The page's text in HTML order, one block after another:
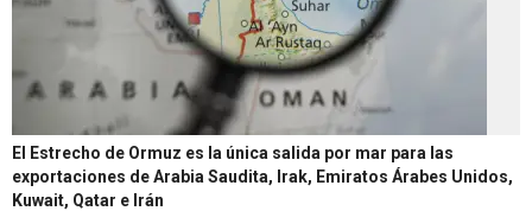
El Estrecho de Ormuz es la única salida por mar para las
exportaciones de Arabia Saudita, Irak, Emiratos Árabes Unidos,
Kuwait, Qatar e Irán